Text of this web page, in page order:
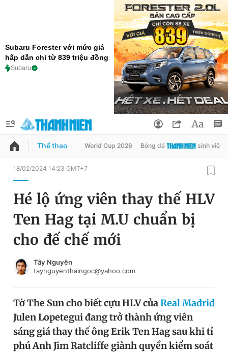
Subaru Forester với mức giá
hấp dẫn chỉ từ 839 triệu đồng
Subaru
QUẢNG CÁO ĐẶT BÁO
Chuyên mục
Chuyên mục khác
Chào ngày mới
Video Magazine
Đổi mật khẩu
Tin đã lưu
Đăng xuất
Thể thao World Cup 2026 Bóng đá sinh viên
18/02/2024 14:23 GMT+7
Hé lộ ứng viên thay thế HLV
Ten Hag tại M.U chuẩn bị
cho đế chế mới
Tây Nguyên
taynguyenthaingoc@yahoo.com
Tờ The Sun cho biết cựu HLV củaReal Madrid
Julen Lopetegui đang trở thành ứng viên
sáng giá thay thế ông Erik Ten Hag sau khi tỉ
phú Anh Jim Ratcliffe giành quyền kiểm soát